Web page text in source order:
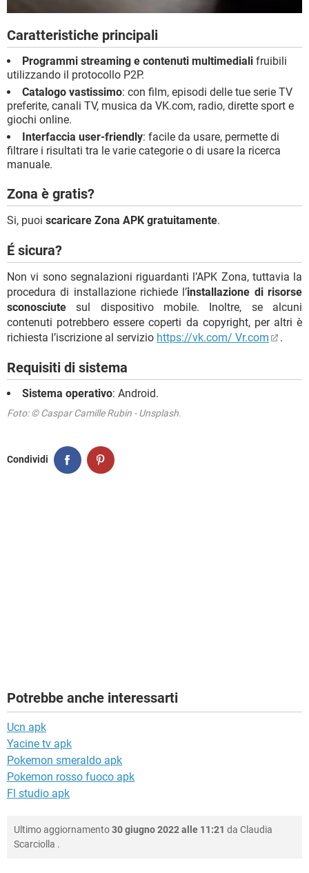
Caratteristiche principali
Programmi streaming e contenuti multimediali fruibili
utilizzando il protocollo P2P.
Catalogo vastissimo: con film, episodi delle tue serie TV
preferite, canali TV, musica da VK.com, radio, dirette sport e
giochi online.
Interfaccia user-friendly: facile da usare, permette di
filtrare i risultati tra le varie categorie o di usare la ricerca
manuale.
Zona è gratis?
Si, puoi scaricare Zona APK gratuitamente.
É sicura?
Non vi sono segnalazioni riguardanti l’APK Zona, tuttavia la
procedura di installazione richiede l’installazione di risorse
sconosciute sul dispositivo mobile. Inoltre, se alcuni
contenuti potrebbero essere coperti da copyright, per altri è
richiesta l’iscrizione al servizio https://vk.com/ Vr.com .
Requisiti di sistema
Sistema operativo: Android.
Foto: © Caspar Camille Rubin - Unsplash.
Condividi
Potrebbe anche interessarti
Ucn apk
Yacine tv apk
Pokemon smeraldo apk
Pokemon rosso fuoco apk
Fl studio apk
Ultimo aggiornamento30 giugno 2022 alle 11:21 da Claudia
Scarciolla .